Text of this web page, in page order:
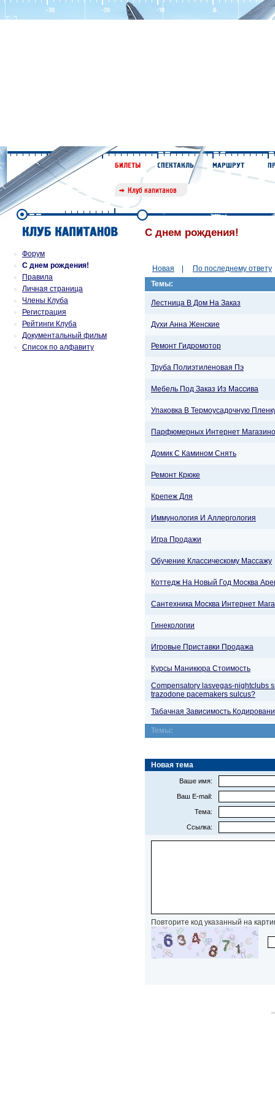
Форум
С днем рождения!
Правила
Личная страница
Члены Клуба
Регистрация
Рейтинги Клуба
Документальный фильм
Список по алфавиту
С днем рождения!
Новая По последнему ответу
Темы:
Лестница В Дом На Заказ
Духи Анна Женские
Ремонт Гидромотор
Труба Полиэтиленовая Пэ
Мебель Под Заказ Из Массива
Упаковка В Термоусадочную
Парфюмерных Интернет
Домик С Камином Снять
Ремонт Крюке
Крепеж Для
Иммунология И Аллергология
Игра Продажи
Обучение Классическому Массажу
Коттедж На Новый Год Москва
Сантехника Москва Интернет
Гинекологии
Игровые Приставки Продажа
Курсы Маникюра Стоимость
Compensatory lasvegas-nightclubs
trazodone pacemakers sulcus?
Табачная Зависимость
Темы:
Новая тема
Ваше имя:
Ваш E-mail:
Тема:
Ссылка:
Повторите код указанный на